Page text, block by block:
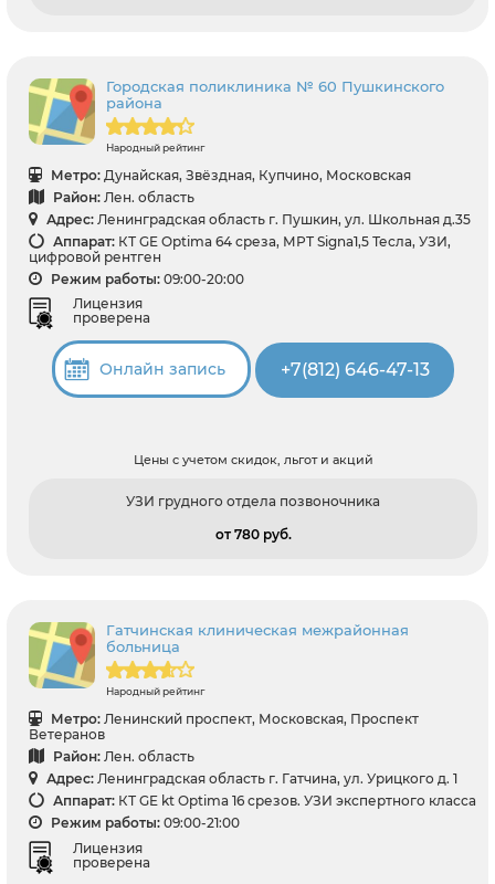
Городская поликлиника № 60 Пушкинского
района
Народный рейтинг
Метро: Дунайская, Звёздная, Купчино, Московская
Район: Лен. область
Адрес: Ленинградская область г. Пушкин, ул. Школьная д.35
Аппарат: КТ GE Optima 64 среза, МРТ Signa1,5 Тесла, УЗИ,
цифровой рентген
Режим работы: 09:00-20:00
Лицензия
проверена
Онлайн запись +7(812) 646-47-13
Цены с учетом скидок, льгот и акций
УЗИ грудного отдела позвоночника
от 780 pуб.
Гатчинская клиническая межрайонная
больница
Народный рейтинг
Метро: Ленинский проспект, Московская, Проспект
Ветеранов
Район: Лен. область
Адрес: Ленинградская область г. Гатчина, ул. Урицкого д. 1
Аппарат: КТ GE kt Optima 16 срезов. УЗИ экспертного класса
Режим работы: 09:00-21:00
Лицензия
проверена